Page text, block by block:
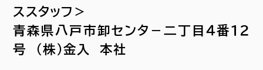
ススタッフ＞
青森県八戸市卸センタ－二丁目４番１２
号 （株）金入 本社